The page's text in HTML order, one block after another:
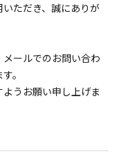
ただき、誠にありが
ールでのお問い合わ
。
うお願い申し上げま